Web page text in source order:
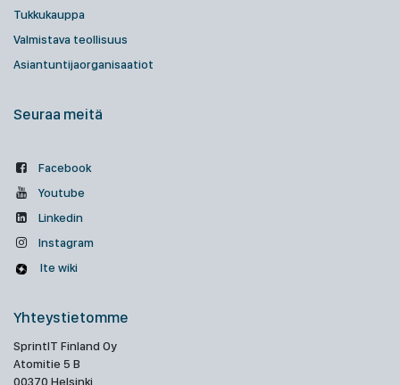
Tukkukauppa
Valmistava teollisuus
Asiantuntijaorganisaatiot
Seuraa meitä
Facebook
Youtube
Linkedin
Instagram
Ite wiki
Yhteystietomme
SprintIT Finland Oy
Atomitie 5 B
00370 Helsinki